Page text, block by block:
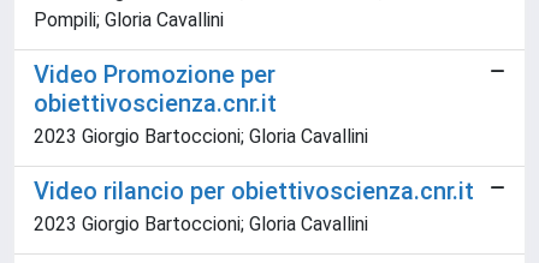
Pompili; Gloria Cavallini
Video Promozione per
obiettivoscienza.cnr.it
2023 Giorgio Bartoccioni; Gloria Cavallini
Video rilancio per obiettivoscienza.cnr.it
2023 Giorgio Bartoccioni; Gloria Cavallini